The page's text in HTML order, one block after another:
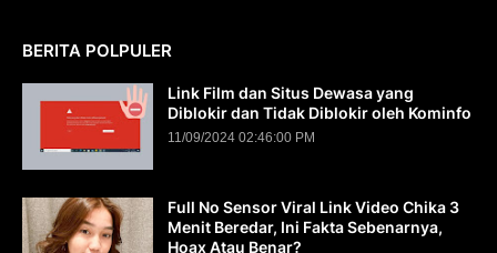
BERITA POLPULER
Link Film dan Situs Dewasa yang
Diblokir dan Tidak Diblokir oleh Kominfo
11/09/2024 02:46:00 PM
Full No Sensor Viral Link Video Chika 3
Menit Beredar, Ini Fakta Sebenarnya,
Hoax Atau Benar?